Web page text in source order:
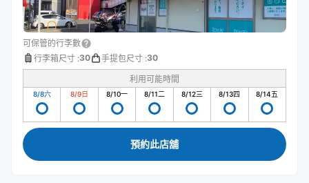
可保管的行李數
行李箱尺寸 :30 手提包尺寸 :30
利用可能時間
8/8六 8/9日 8/10一 8/11二 8/12三 8/13四 8/14五
預約此店舖